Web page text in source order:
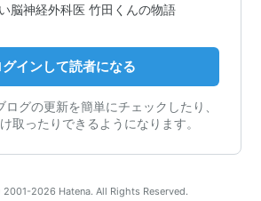
脳神経外科医 竹田くんの物語
グインして読者になる
グの更新を簡単にチェックしたり、
取ったりできるようになります。
2026 Hatena. All Rights Reserved.